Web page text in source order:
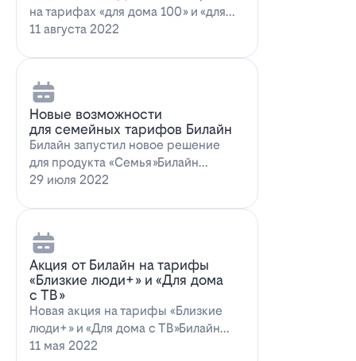
на тарифах «для дома 100» и «для
дома 100 с…
11 августа 2022
Новые возможности
для семейных тарифов Билайн
Билайн запустил новое решение
для продукта «Семья»Билайн
объявил о запуске новых возможн…
29 июля 2022
Акция от Билайн на тарифы
«Близкие люди+» и «Для дома
с ТВ»
Новая акция на тарифы «Близкие
люди+» и «Для дома с ТВ»Билайн
предлагает выг…
11 мая 2022